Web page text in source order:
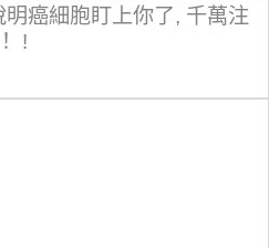
癌細胞盯上你了, 千萬注
!